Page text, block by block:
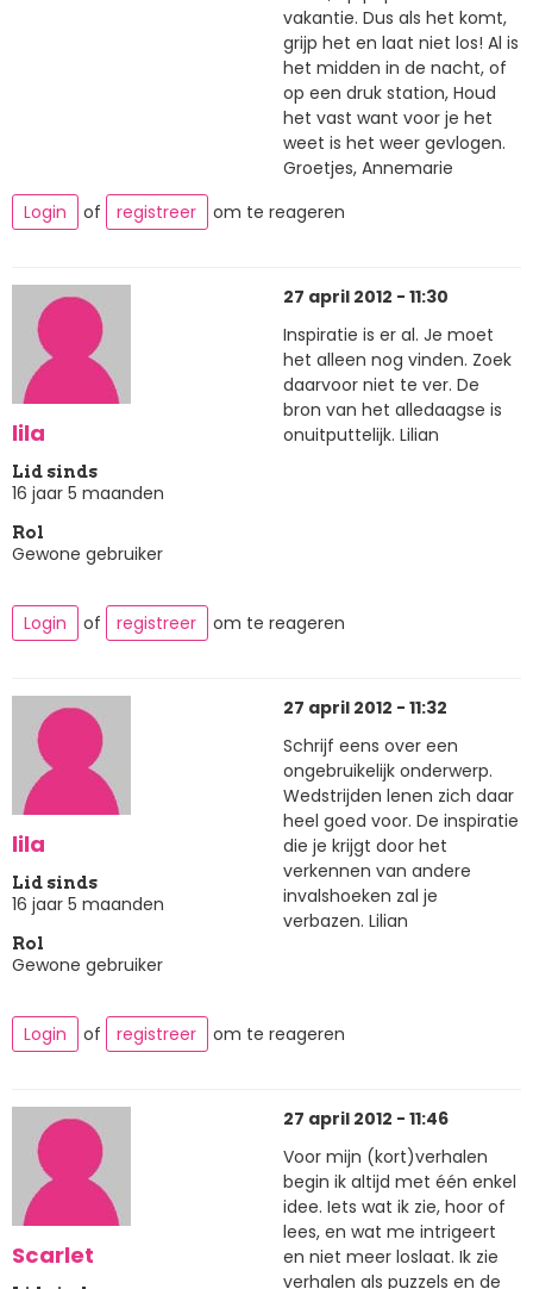
vakantie. Dus als het komt,
grijp het en laat niet los! Al is
het midden in de nacht, of
op een druk station, Houd
het vast want voor je het
weet is het weer gevlogen.
Groetjes, Annemarie
Login
of registreer om te reageren
lila
Lid sinds
16 jaar 5 maanden
Rol
Gewone gebruiker
27 april 2012 - 11:30
Inspiratie is er al. Je moet
het alleen nog vinden. Zoek
daarvoor niet te ver. De
bron van het alledaagse is
onuitputtelijk. Lilian
Login of registreer om te reageren
lila
Lid sinds
16 jaar 5 maanden
Rol
Gewone gebruiker
27 april 2012 - 11:32
Schrijf eens over een
ongebruikelijk onderwerp.
Wedstrijden lenen zich daar
heel goed voor. De inspiratie
die je krijgt door het
verkennen van andere
invalshoeken zal je
verbazen. Lilian
Login of registreer om te reageren
Scarlet
27 april 2012 - 11:46
Voor mijn (kort)verhalen
begin ik altijd met één enkel
idee. Iets wat ik zie, hoor of
lees, en wat me intrigeert
en niet meer loslaat. Ik zie
verhalen als puzzels en de